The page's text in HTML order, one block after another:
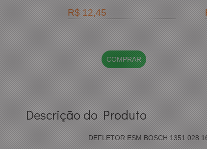
R$ 12,45
COMPRAR
Descrição do Produto
DEFLETOR ESM BOSCH 1351 028